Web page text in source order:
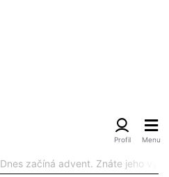
Dnes začíná advent. Znáte jeho